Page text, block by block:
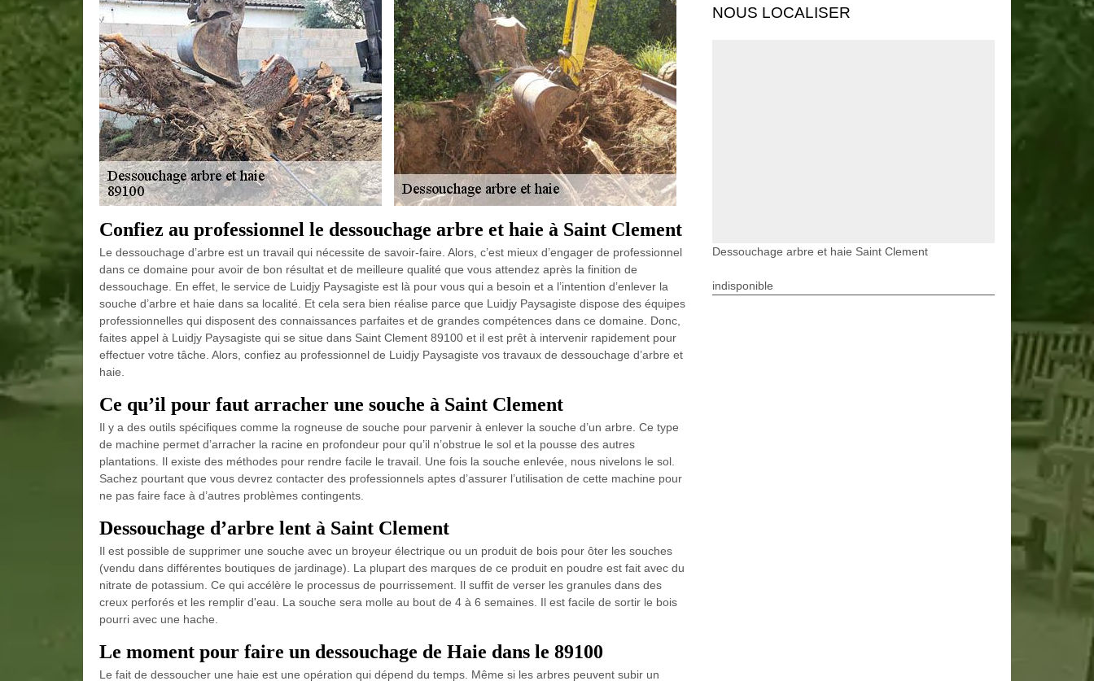
Confiez au professionnel le dessouchage arbre et haie à Saint Clement
Le dessouchage d’arbre est un travail qui nécessite de savoir-faire. Alors, c’est mieux d’engager de professionnel
dans ce domaine pour avoir de bon résultat et de meilleure qualité que vous attendez après la finition de
dessouchage. En effet, le service de Luidjy Paysagiste est là pour vous qui a besoin et a l’intention d’enlever la
souche d’arbre et haie dans sa localité. Et cela sera bien réalise parce que Luidjy Paysagiste dispose des équipes
professionnelles qui disposent des connaissances parfaites et de grandes compétences dans ce domaine. Donc,
faites appel à Luidjy Paysagiste qui se situe dans Saint Clement 89100 et il est prêt à intervenir rapidement pour
effectuer votre tâche. Alors, confiez au professionnel de Luidjy Paysagiste vos travaux de dessouchage d’arbre et
haie.
Ce qu’il pour faut arracher une souche à Saint Clement
Il y a des outils spécifiques comme la rogneuse de souche pour parvenir à enlever la souche d’un arbre. Ce type
de machine permet d’arracher la racine en profondeur pour qu’il n’obstrue le sol et la pousse des autres
plantations. Il existe des méthodes pour rendre facile le travail. Une fois la souche enlevée, nous nivelons le sol.
Sachez pourtant que vous devrez contacter des professionnels aptes d’assurer l’utilisation de cette machine pour
ne pas faire face à d’autres problèmes contingents.
Dessouchage d’arbre lent à Saint Clement
Il est possible de supprimer une souche avec un broyeur électrique ou un produit de bois pour ôter les souches
(vendu dans différentes boutiques de jardinage). La plupart des marques de ce produit en poudre est fait avec du
nitrate de potassium. Ce qui accélère le processus de pourrissement. Il suffit de verser les granules dans des
creux perforés et les remplir d'eau. La souche sera molle au bout de 4 à 6 semaines. Il est facile de sortir le bois
pourri avec une hache.
Le moment pour faire un dessouchage de Haie dans le 89100
Le fait de dessoucher une haie est une opération qui dépend du temps. Même si les arbres peuvent subir un
NOUS LOCALISER
Dessouchage arbre et haie Saint Clement
indisponible